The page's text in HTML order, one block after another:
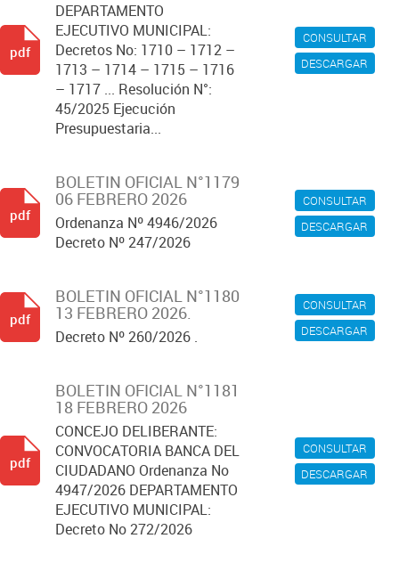
CONSULTAR
DESCARGAR
DEPARTAMENTO
EJECUTIVO MUNICIPAL:
Decretos No: 1710 – 1712 –
1713 – 1714 – 1715 – 1716
– 1717 ... Resolución N°:
45/2025 Ejecución
Presupuestaria...
pdf
CONSULTAR
DESCARGAR
BOLETIN OFICIAL N°1179
06 FEBRERO 2026
Ordenanza Nº 4946/2026
Decreto Nº 247/2026
pdf
CONSULTAR
DESCARGAR
BOLETIN OFICIAL N°1180
13 FEBRERO 2026.
Decreto Nº 260/2026 .
pdf
CONSULTAR
DESCARGAR
BOLETIN OFICIAL N°1181
18 FEBRERO 2026
CONCEJO DELIBERANTE:
CONVOCATORIA BANCA DEL
CIUDADANO Ordenanza No
4947/2026 DEPARTAMENTO
EJECUTIVO MUNICIPAL:
Decreto No 272/2026
pdf